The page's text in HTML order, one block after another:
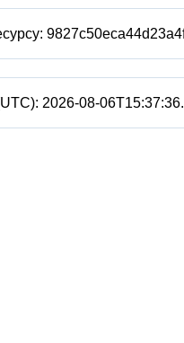
2026-08-